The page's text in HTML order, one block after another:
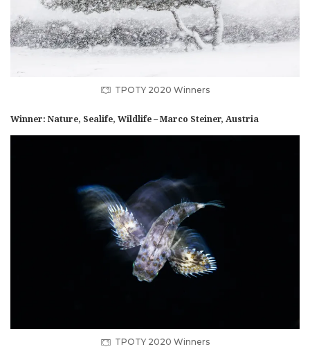
TPOTY 2020 Winners
Winner: Nature, Sealife, Wildlife – Marco Steiner, Austria
TPOTY 2020 Winners